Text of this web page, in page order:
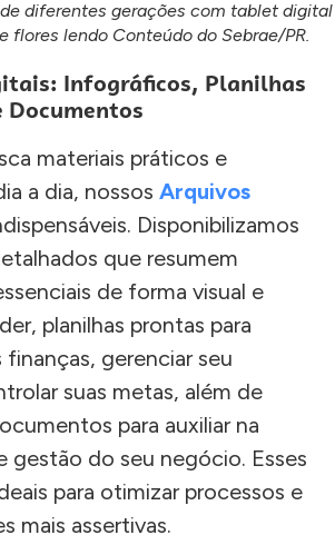
diferentes gerações com tablet digital
flores lendo Conteúdo do Sebrae/PR.
Infográficos, Planilhas
Documentos
materiais práticos e
a dia, nossos Arquivos
Disponibilizamos
que resumem
de forma visual e
planilhas prontas para
finanças, gerenciar seu
suas metas, além de
para auxiliar na
gestão do seu negócio. Esses
para otimizar processos e
mais assertivas.